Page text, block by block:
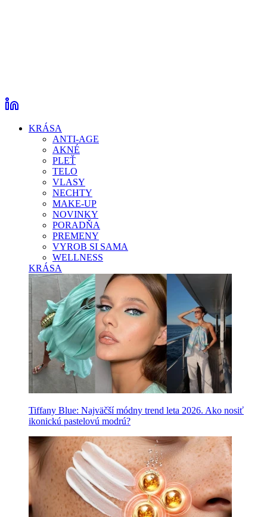
KRÁSA
ANTI-AGE
AKNÉ
PLEŤ
TELO
VLASY
NECHTY
MAKE-UP
NOVINKY
PORADŇA
PREMENY
VYROB SI SAMA
WELLNESS
KRÁSA
Tiffany Blue: Najväčší módny trend leta 2026. Ako nosiť
ikonickú pastelovú modrú?